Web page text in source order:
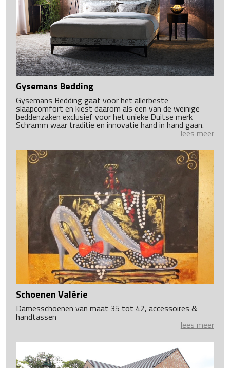
Gysemans Bedding
Gysemans Bedding gaat voor het allerbeste
slaapcomfort en kiest daarom als een van de weinige
beddenzaken exclusief voor het unieke Duitse merk
Schramm waar traditie en innovatie hand in hand gaan.
lees meer
Schoenen Valérie
Damesschoenen van maat 35 tot 42, accessoires &
handtassen
lees meer